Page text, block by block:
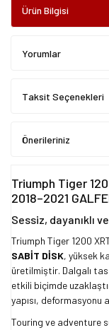
Ürün Bilgisi
Yorumlar
Taksit Seçenekleri
Önerileriniz
Triumph Tiger
2018–2021
Sessiz, dayanıklı
Triumph Tiger 1200
SABİT DİSK, yüksek
üretilmiştir. Dalgalı
etkili biçimde
yapısı, deformasyonu
Touring ve adventure